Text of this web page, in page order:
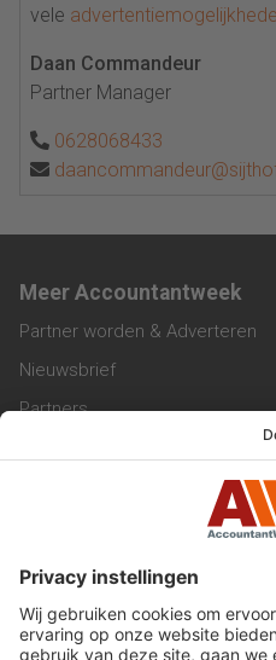
vele
Daan Commandeur
Partner Manager
0628068433
Meer Accountantweek
Partner worden & Adverteren
Nieuwsbrief
Partners
Werken bij ons
Privacy Statement